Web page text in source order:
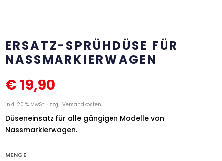
ERSATZ-SPRÜHDÜSE FÜR
NASSMARKIERWAGEN
€ 19,90
inkl. 20 % MwSt. zzgl. Versandkosten
Düseneinsatz für alle gängigen Modelle von
Nassmarkierwagen.
MENGE